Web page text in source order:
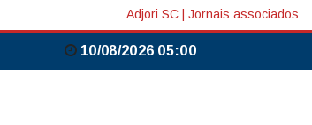
Adjori SC Jornais associados
10/08/2026 05:00